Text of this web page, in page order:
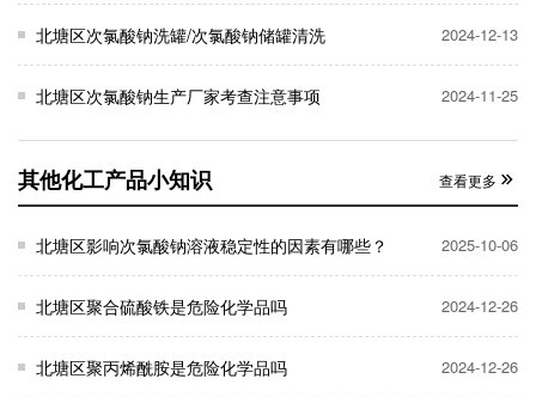
北塘区次氯酸钠洗罐/次氯酸钠储罐清洗 2024-12-13
北塘区次氯酸钠生产厂家考查注意事项 2024-11-25
其他化工产品小知识 查看更多
北塘区影响次氯酸钠溶液稳定性的因素有哪些？ 2025-10-06
北塘区聚合硫酸铁是危险化学品吗 2024-12-26
北塘区聚丙烯酰胺是危险化学品吗 2024-12-26